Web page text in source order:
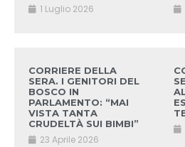
1 Luglio 2026
CORRIERE DELLA
SERA. I GENITORI DEL
BOSCO IN
PARLAMENTO: “MAI
VISTA TANTA
CRUDELTÀ SUI BIMBI”
23 Aprile 2026